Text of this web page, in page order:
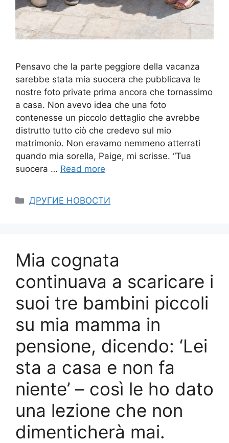
Pensavo che la parte peggiore della vacanza
sarebbe stata mia suocera che pubblicava le
nostre foto private prima ancora che tornassimo
a casa. Non avevo idea che una foto
contenesse un piccolo dettaglio che avrebbe
distrutto tutto ciò che credevo sul mio
matrimonio. Non eravamo nemmeno atterrati
quando mia sorella, Paige, mi scrisse. “Tua
suocera … Read more
Categories
ДРУГИЕ НОВОСТИ
Mia cognata
continuava a scaricare i
suoi tre bambini piccoli
su mia mamma in
pensione, dicendo: ‘Lei
sta a casa e non fa
niente’ – così le ho dato
una lezione che non
dimenticherà mai.